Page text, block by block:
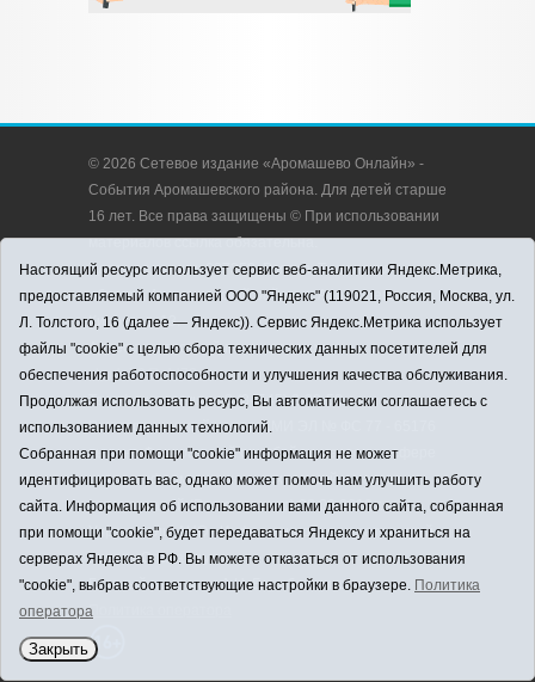
© 2026 Сетевое издание «Аромашево Онлайн» -
События Аромашевского района. Для детей старше
16 лет. Все права защищены © При использовании
материалов ссылка обязательна.
Адрес редакции: 627350, Россия, Тюменская
область, Аромашевский район, с. Аромашево, ул.
Кирова, д. 13.
Адрес электронной почты редакции:
strudu72@obl72.ru
Телефон редакции: 8 (34545) 2-30-58
Регистрационный номер СМИ ЭЛ № ФС 77 - 65176
выдано Федеральной службой по надзору в сфере
связи, информационных технологий и массовых
коммуникаций (Роскомнадзор) 28.03.2016 г.
Учредитель: АНО «Информационно-издательский
центр «Слава труду».
Главный редактор: А.Н. Барабанщиков
Политика оператора
Настоящий ресурс использует сервис веб-аналитики Яндекс.Метрика,
предоставляемый компанией ООО "Яндекс" (119021, Россия, Москва, ул.
Л. Толстого, 16 (далее — Яндекс)). Сервис Яндекс.Метрика использует
файлы "cookie" с целью сбора технических данных посетителей для
обеспечения работоспособности и улучшения качества обслуживания.
Продолжая использовать ресурс, Вы автоматически соглашаетесь с
использованием данных технологий.
Собранная при помощи "cookie" информация не может
идентифицировать вас, однако может помочь нам улучшить работу
сайта. Информация об использовании вами данного сайта, собранная
при помощи "cookie", будет передаваться Яндексу и храниться на
серверах Яндекса в РФ. Вы можете отказаться от использования
"cookie", выбрав соответствующие настройки в браузере. Политика
оператора
Закрыть